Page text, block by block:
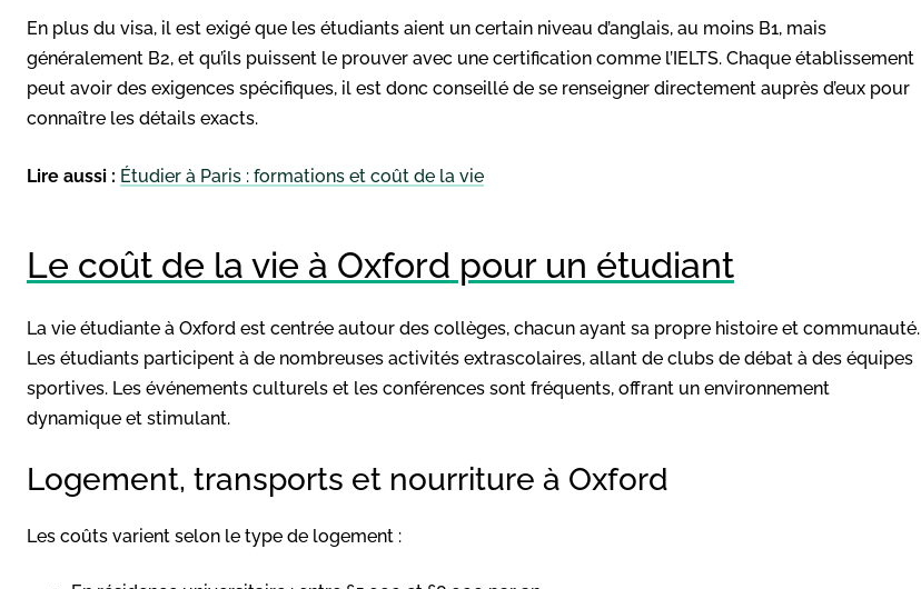
En plus du visa, il est exigé que les étudiants aient un certain niveau d’anglais, au moins B1, mais
généralement B2, et qu’ils puissent le prouver avec une certification comme l’IELTS. Chaque établissement
peut avoir des exigences spécifiques, il est donc conseillé de se renseigner directement auprès d’eux pour
connaître les détails exacts.
Lire aussi : Étudier à Paris : formations et coût de la vie
Le coût de la vie à Oxford pour un étudiant
La vie étudiante à Oxford est centrée autour des collèges, chacun ayant sa propre histoire et communauté.
Les étudiants participent à de nombreuses activités extrascolaires, allant de clubs de débat à des équipes
sportives. Les événements culturels et les conférences sont fréquents, offrant un environnement
dynamique et stimulant.
Logement, transports et nourriture à Oxford
Les coûts varient selon le type de logement :